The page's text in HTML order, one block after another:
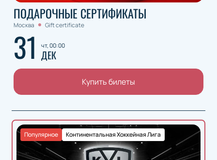
ПОДАРОЧНЫЕ СЕРТИФИКАТЫ
Москва Gift certificate
31 чт, 00:00
ДЕК
Купить билеты
Континентальная Хоккейная Лига
Популярное